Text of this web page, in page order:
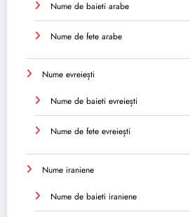
Nume de baieti arabe
Nume de fete arabe
Nume evreiești
Nume de baieti evreiești
Nume de fete evreiești
Nume iraniene
Nume de baieti iraniene